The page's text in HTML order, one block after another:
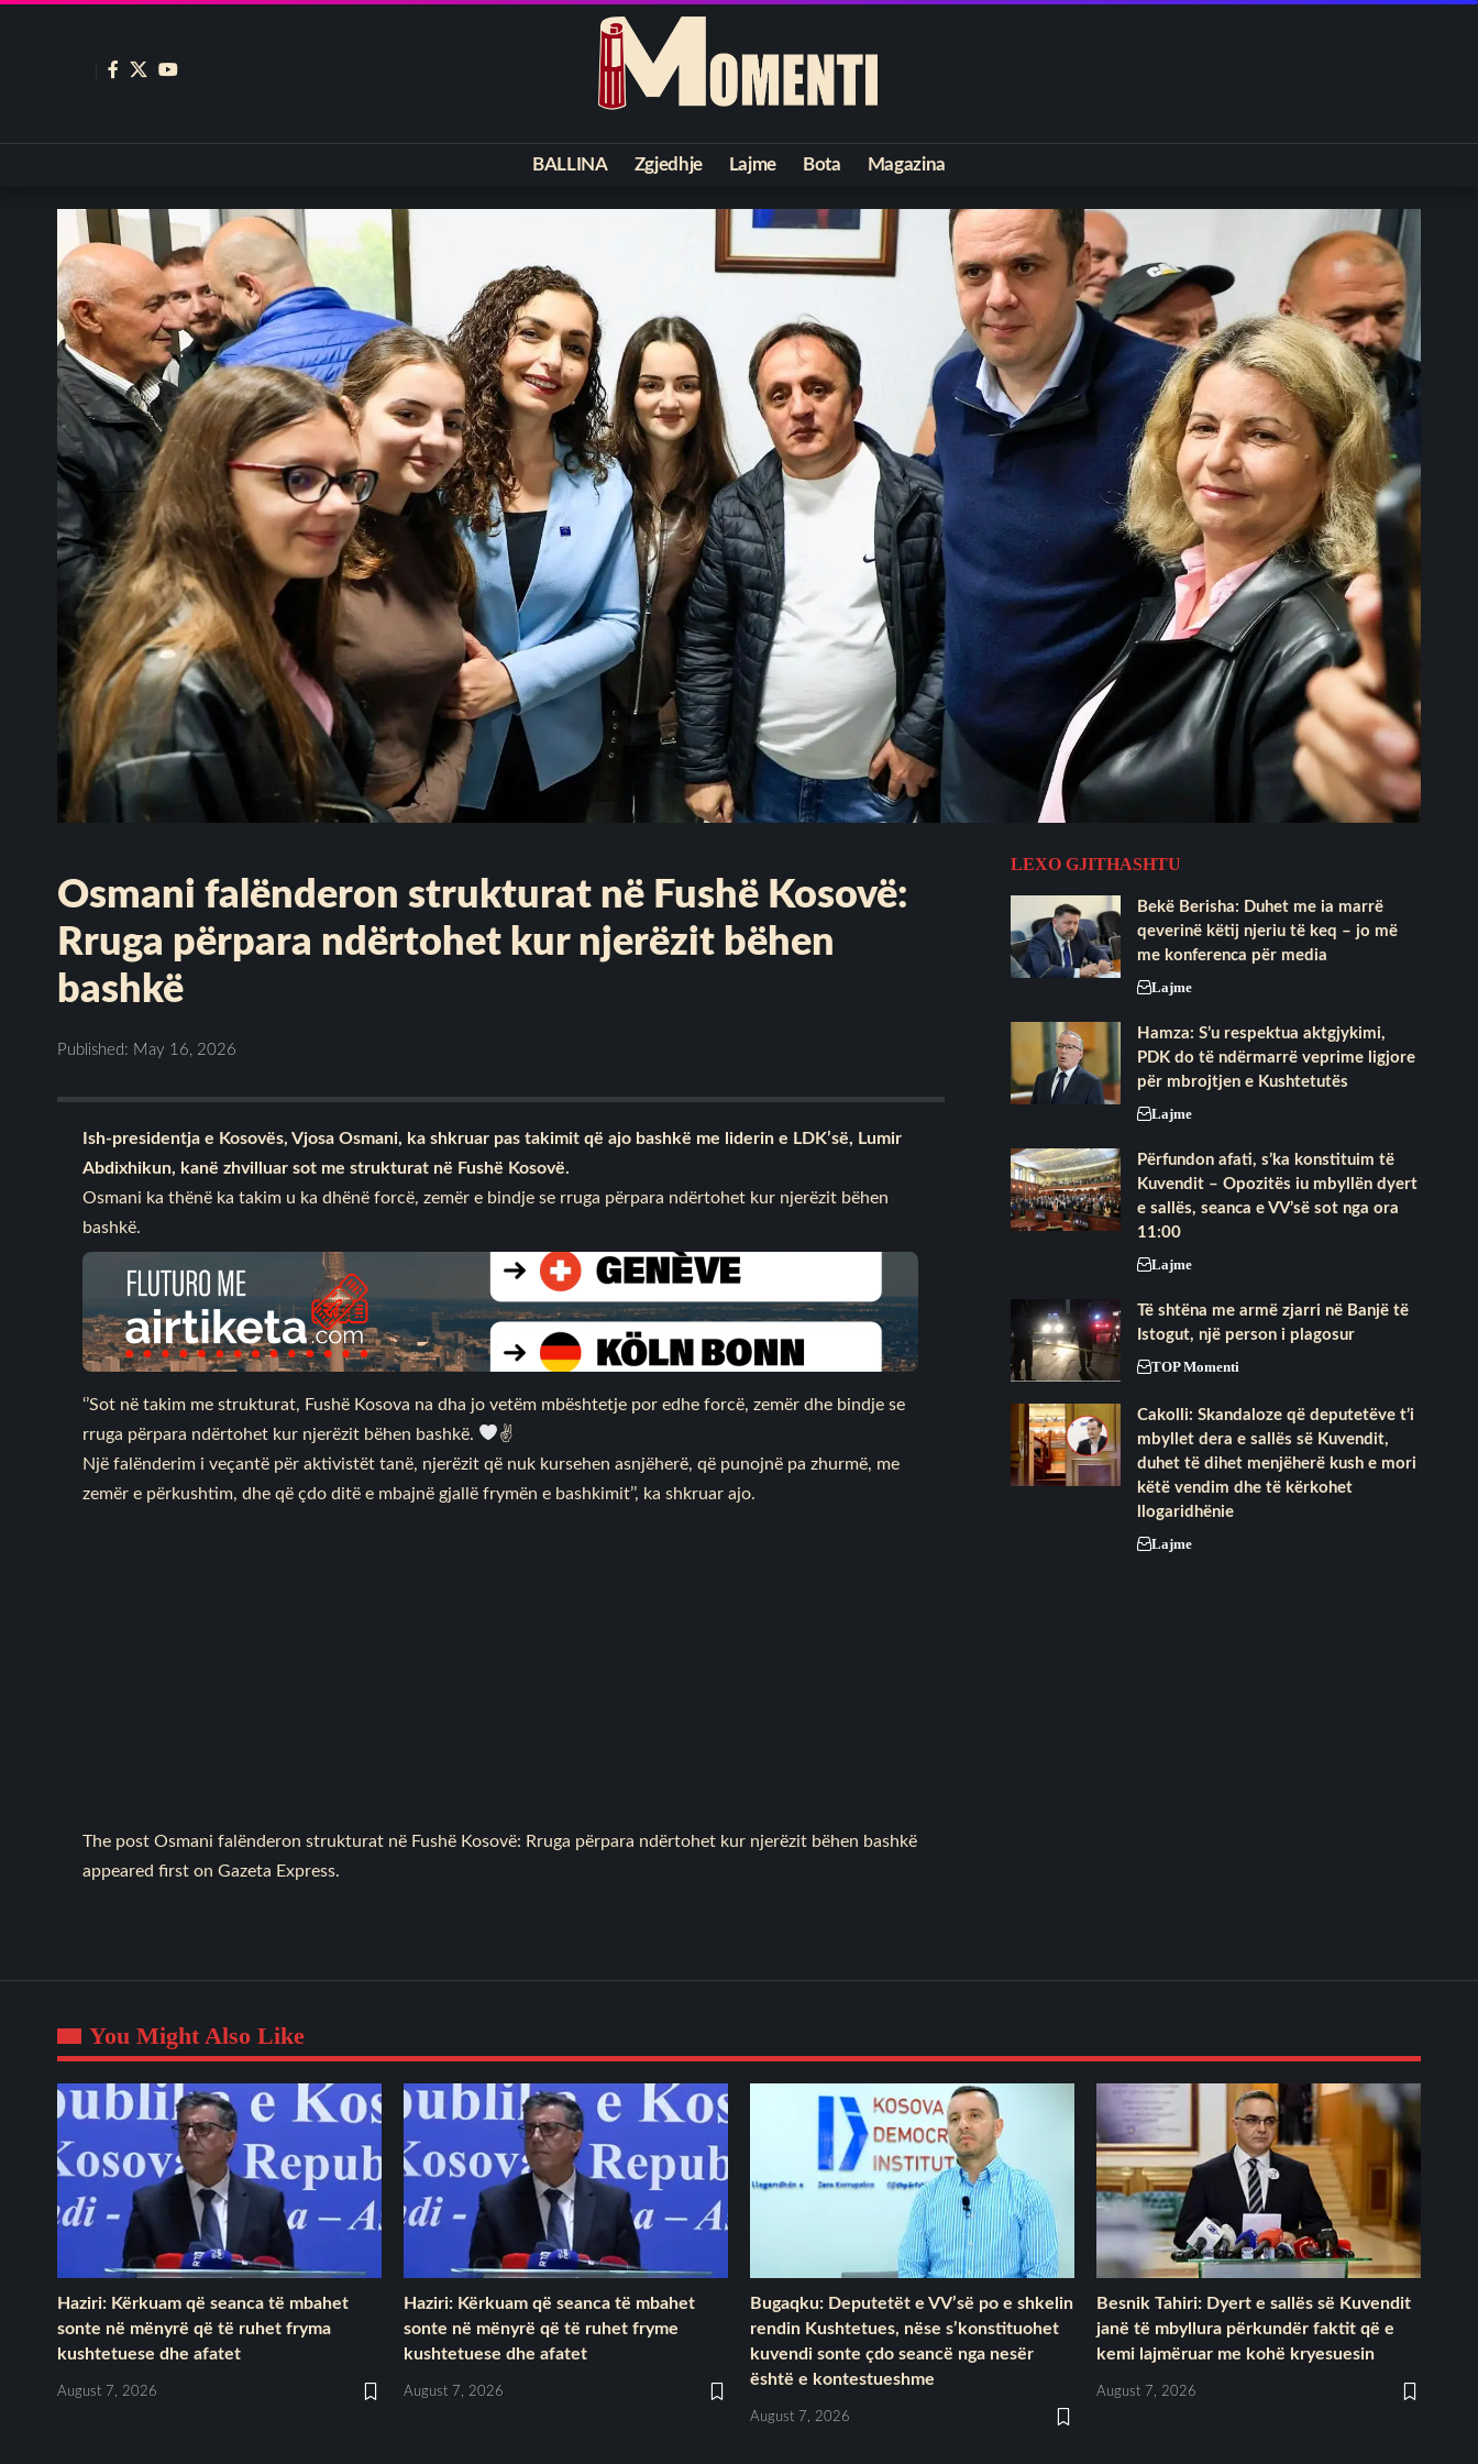
BALLINA Zgjedhje Lajme Bota Magazina
Osmani falënderon strukturat në Fushë Kosovë:
Rruga përpara ndërtohet kur njerëzit bëhen
bashkë
Published: May 16, 2026
Ish-presidentja e Kosovës, Vjosa Osmani, ka shkruar pas takimit që ajo bashkë me liderin e LDK’së, Lumir
Abdixhikun, kanë zhvilluar sot me strukturat në Fushë Kosovë.
Osmani ka thënë ka takim u ka dhënë forcë, zemër e bindje se rruga përpara ndërtohet kur njerëzit bëhen
bashkë.
‘’Sot në takim me strukturat, Fushë Kosova na dha jo vetëm mbështetje por edhe forcë, zemër dhe bindje se
rruga përpara ndërtohet kur njerëzit bëhen bashkë.
✌
Një falënderim i veçantë për aktivistët tanë, njerëzit që nuk kursehen asnjëherë, që punojnë pa zhurmë, me
zemër e përkushtim, dhe që çdo ditë e mbajnë gjallë frymën e bashkimit’’, ka shkruar ajo.
The postOsmani falënderon strukturat në Fushë Kosovë: Rruga përpara ndërtohet kur njerëzit bëhen bashkë
appeared first onGazeta Express.
LEXO GJITHASHTU
Bekë Berisha: Duhet me ia marrë
qeverinë këtij njeriu të keq – jo më
me konferenca për media
Lajme
Hamza: S’u respektua aktgjykimi,
PDK do të ndërmarrë veprime ligjore
për mbrojtjen e Kushtetutës
Lajme
Përfundon afati, s’ka konstituim të
Kuvendit – Opozitës iu mbyllën dyert
e sallës, seanca e VV’së sot nga ora
11:00
Lajme
Të shtëna me armë zjarri në Banjë të
Istogut, një person i plagosur
TOP Momenti
Cakolli: Skandaloze që deputetëve t’i
mbyllet dera e sallës së Kuvendit,
duhet të dihet menjëherë kush e mori
këtë vendim dhe të kërkohet
llogaridhënie
Lajme
You Might Also Like
Haziri: Kërkuam që seanca të mbahet
sonte në mënyrë që të ruhet fryma
kushtetuese dhe afatet
August 7, 2026
Haziri: Kërkuam që seanca të mbahet
sonte në mënyrë që të ruhet fryme
kushtetuese dhe afatet
August 7, 2026
Bugaqku: Deputetët e VV’së po e shkelin
rendin Kushtetues, nëse s’konstituohet
kuvendi sonte çdo seancë nga nesër
është e kontestueshme
August 7, 2026
Besnik Tahiri: Dyert e sallës së Kuvendit
janë të mbyllura përkundër faktit që e
kemi lajmëruar me kohë kryesuesin
August 7, 2026